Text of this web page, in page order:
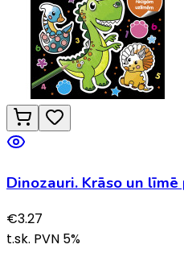
Dinozauri. Krāso un
€3.27
t.sk. PVN 5%